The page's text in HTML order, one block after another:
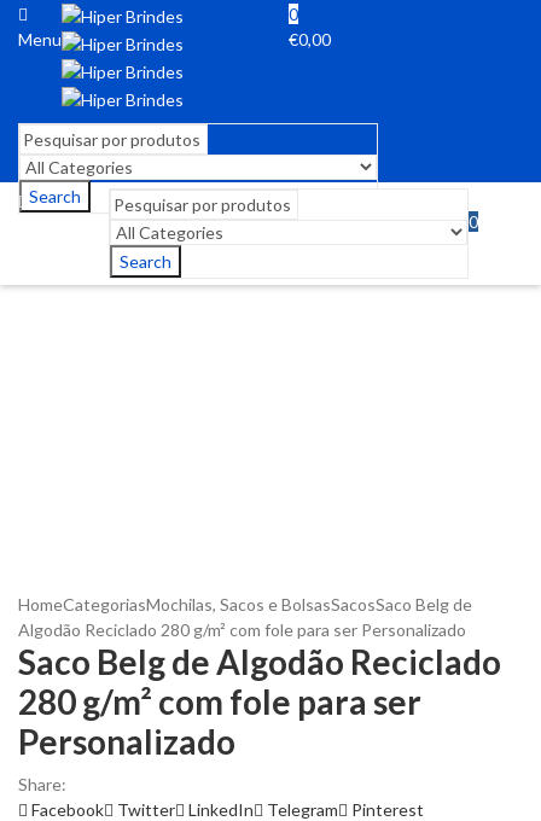
Menu
0
€0,00
Search
Search
0
HomeCategoriasMochilas, Sacos e BolsasSacosSaco Belg de
Algodão Reciclado 280 g/m² com fole para ser Personalizado
Saco Belg de Algodão Reciclado
280 g/m² com fole para ser
Personalizado
Share:
Facebook
Twitter LinkedIn Telegram
Pinterest